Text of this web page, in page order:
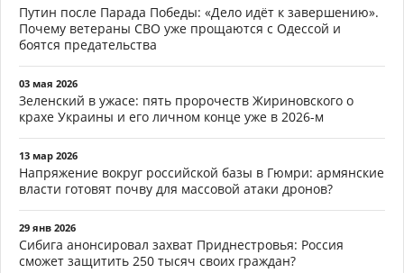
Путин после Парада Победы: «Дело идёт к завершению».
Почему ветераны СВО уже прощаются с Одессой и
боятся предательства
03 мая 2026
Зеленский в ужасе: пять пророчеств Жириновского о
крахе Украины и его личном конце уже в 2026-м
13 мар 2026
Напряжение вокруг российской базы в Гюмри: армянские
власти готовят почву для массовой атаки дронов?
29 янв 2026
Сибига анонсировал захват Приднестровья: Россия
сможет защитить 250 тысяч своих граждан?